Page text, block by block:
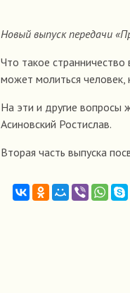
Новый выпуск передачи
Что такое
может молиться человек,
На эти и другие вопросы
Асиновский Ростислав.
Вторая часть выпуска